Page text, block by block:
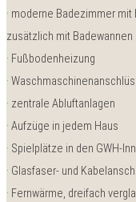
· moderne Badezimmer
zusätzlich mit Badewannen
· Fußbodenheizung
·
· zentrale Abluftanlagen
· Aufzüge in jedem Haus
· Spielplätze in den GWH-
· Glasfaser- und
· Fernwärme, dreifach